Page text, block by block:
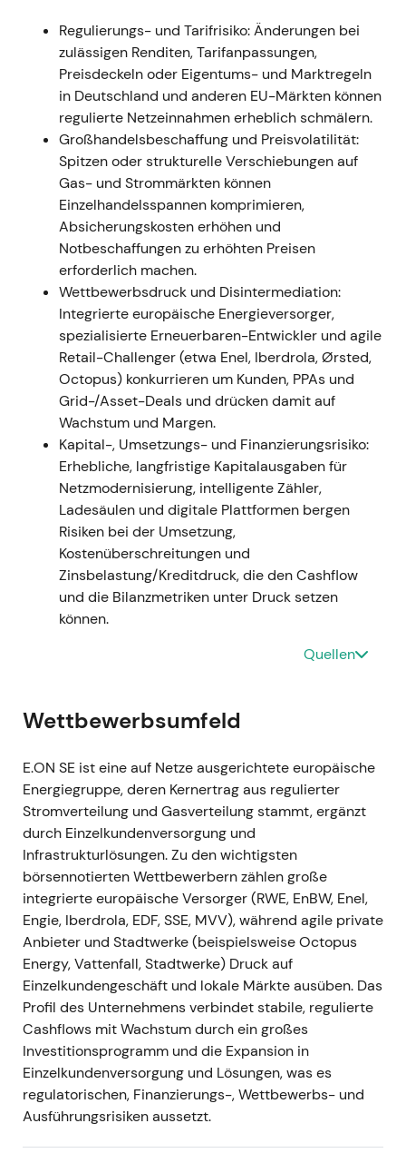
auf höhere regulatorische Renditen zu setzen. -
Charttechnik:Kursdruck, Rücksetzer und erhöhte
Volatilität bei regulierten Versorgern, da der Markt
langfristige regulierte Cashflows neu bepreiste.
---
2022 — Energiemarktschock und stärkere
Fokussierung auf Netzinfrastruktur
Ereignis:
Der europäische Energiemarktschock
und die anschließende politische und
regulatorische Debatte verstärkten den
strategischen Bedarf an Netzinvestitionen und
Versorgungssicherheit. E.ONs öffentliche Pläne und
Prognosen spiegeln die verschobene Priorität hin zu
umfangreichen Netzinvestitionen und Digitalisierung
wider[3] [7]. - Einordnung:
Die
Anlegerwahrnehmung verfestigte sich: E.ON gilt
zunehmend als defensiver, systemkritischer
Netzbetreiber – Ergebnisse werden als RAB-
getrieben und weniger von Commodity-
Schwankungen abhängig gesehen, was eine höhere
Toleranz gegenüber kurzfristigem
Investitionsaufwand für langfristig planbare Erträge
mit sich brachte
[7] Charttechnik:
2022 war
geprägt von erhöhter unterjähriger Volatilität und
einem kurzfristigen Rücksetzer, gefolgt von erneuter
2023 — Operatives Übertreffen der Erwartungen
-Ereignis:E.ON übertraf die operativen
Erwartungen für 2023 und signalisierte öffentlich
eine deutliche Ausweitung des Investitionsrahmens
– erstmals wurde ein erhöhtes mehrjähriges
Investitionsvolumen von rund 42 Mrd. € bis 2028
kommuniziert[4] . -Einordnung:Die Kombination
aus Ergebnisübertreffen und höherem Capex
zementierte das Marktbild von E.ON als
Wachstumsunternehmen über RAB-Expansion –
kein reiner Renditetitel mehr; Anleger honorierten
die klarere Verbindung zwischen Investitionen und
Ergebniswachstum[4]. - Charttechnik:Erholung
und Ausbruch aus dem vorangegangenen
Kursbereich, da verbesserte Sichtbarkeit bei Capex
und Ergebniswachstum das Ausführungsrisiko
reduzierte.
---
Regulierungs- und Tarifrisiko: Änderungen bei
zulässigen Renditen, Tarifanpassungen,
Preisdeckeln oder Eigentums- und Marktregeln
in Deutschland und anderen EU-Märkten können
regulierte Netzeinnahmen erheblich schmälern.
Großhandelsbeschaffung und Preisvolatilität:
Spitzen oder strukturelle Verschiebungen auf
Gas- und Strommärkten können
Einzelhandelsspannen komprimieren,
Absicherungskosten erhöhen und
Notbeschaffungen zu erhöhten Preisen
erforderlich machen.
Wettbewerbsdruck und Disintermediation:
Integrierte europäische Energieversorger,
spezialisierte Erneuerbaren-Entwickler und agile
Retail-Challenger (etwa Enel, Iberdrola, Ørsted,
Octopus) konkurrieren um Kunden, PPAs und
Grid-/Asset-Deals und drücken damit auf
Wachstum und Margen.
Kapital-, Umsetzungs- und Finanzierungsrisiko:
Erhebliche, langfristige Kapitalausgaben für
Netzmodernisierung, intelligente Zähler,
Ladesäulen und digitale Plattformen bergen
Risiken bei der Umsetzung,
Kostenüberschreitungen und
Zinsbelastung/Kreditdruck, die den Cashflow
und die Bilanzmetriken unter Druck setzen
können.
Quellen
Wettbewerbsumfeld
E.ON SE ist eine auf Netze ausgerichtete europäische
Energiegruppe, deren Kernertrag aus regulierter
Stromverteilung und Gasverteilung stammt, ergänzt
durch Einzelkundenversorgung und
Infrastrukturlösungen. Zu den wichtigsten
börsennotierten Wettbewerbern zählen große
integrierte europäische Versorger (RWE, EnBW, Enel,
Engie, Iberdrola, EDF, SSE, MVV), während agile private
Anbieter und Stadtwerke (beispielsweise Octopus
Energy, Vattenfall, Stadtwerke) Druck auf
Einzelkundengeschäft und lokale Märkte ausüben. Das
Profil des Unternehmens verbindet stabile, regulierte
Cashflows mit Wachstum durch ein großes
Investitionsprogramm und die Expansion in
Einzelkundenversorgung und Lösungen, was es
regulatorischen, Finanzierungs-, Wettbewerbs- und
Ausführungsrisiken aussetzt.